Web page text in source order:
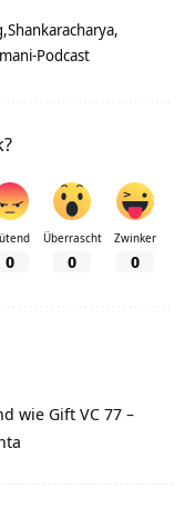
Shankaracharya
Podcast
0
Überrascht
0
Zwinker
0
wie Gift VC 77 –